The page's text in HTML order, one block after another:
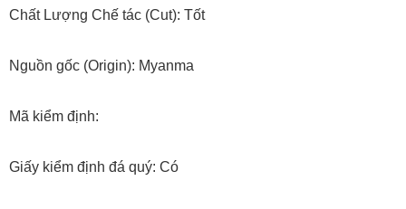
Chất Lượng Chế tác (Cut): Tốt
Nguồn gốc (Origin): Myanma
Mã kiểm định:
Giấy kiểm định đá quý: Có